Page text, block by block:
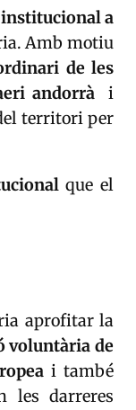
a
Amb motiu
de les
andorrài
territori per
que el
aprofitar la
voluntària de
i també
les darreres